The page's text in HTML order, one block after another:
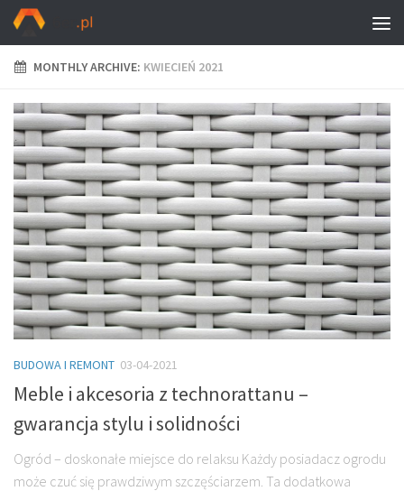
MONTHLY ARCHIVE: KWIECIEŃ 2021
BUDOWA I REMONT 03-04-2021
Meble i akcesoria z technorattanu –
gwarancja stylu i solidności
Ogród – doskonałe miejsce do relaksu Każdy posiadacz ogrodu
może czuć się prawdziwym szczęściarzem. Ta dodatkowa